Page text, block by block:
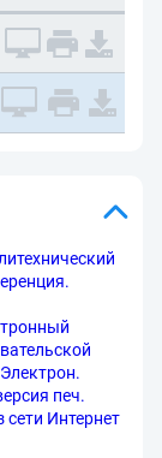
печ.
Интернет